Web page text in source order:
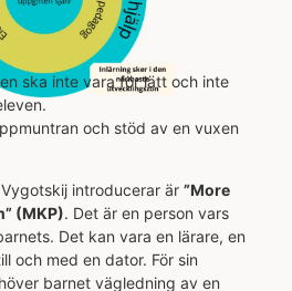
ska inte vara för lätt och inte
och stöd av en vuxen
introducerar är ”More
(MKP). Det är en person vars
Det kan vara en lärare, en
och med en dator. För sin
barnet vägledning av en